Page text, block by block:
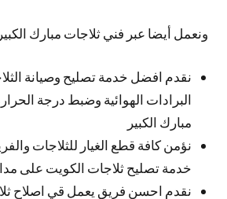
ونعمل أيضا عبر فني ثلاجات مبارك
نقدم افضل خدمة تصليح وصيانة
البرادات الهوائية وضبط درجة
مبارك الكبير
نؤمن كافة قطع الغيار للثلاجات
خدمة تصليح ثلاجات الكويت على مدار 24
نقدم احسن فريق يعمل قي اصلاح